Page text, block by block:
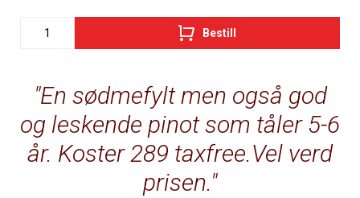
En sødmefylt men også god
og leskende pinot som tåler 5-6
år. Koster 289 taxfree.Vel verd
prisen.
Bestill